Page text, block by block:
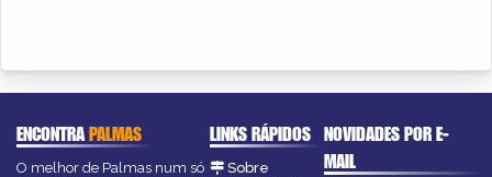
ENCONTRAPALMAS
O melhor de Palmas num só
LINKS RÁPIDOS
Sobre
NOVIDADES POR E-
MAIL